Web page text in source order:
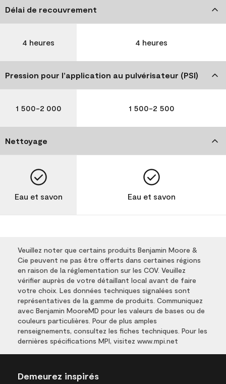
Délai de recouvrement
4 heures 4 heures
Pression pour l’application au pulvérisateur (PSI)
1 500-2 000 1 500-2 500
Nettoyage
Eau et savon Eau et savon
Veuillez noter que certains produits Benjamin Moore &
Cie peuvent ne pas être offerts dans certaines régions
en raison de la réglementation sur les COV. Veuillez
vérifier auprès de votre détaillant local avant de faire
votre choix. Les données techniques signalées sont
représentatives de la gamme de produits. Communiquez
avec Benjamin MooreMD pour les valeurs de bases ou de
couleurs particulières. Pour de plus amples
renseignements, consultez les fiches techniques. Pour les
dernières spécifications MPI, visitez www.mpi.net
Demeurez inspirés